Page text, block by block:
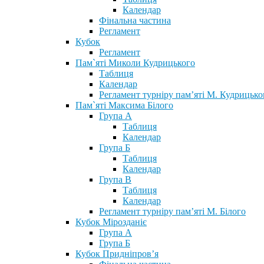
Календар
Фінальна частина
Регламент
Кубок
Регламент
Пам`яті Миколи Кудрицького
Таблиця
Календар
Регламент турніру пам’яті М.
Пам`яті Максима Білого
Група А
Таблиця
Календар
Група Б
Таблиця
Календар
Група В
Таблиця
Календар
Регламент турніру пам’яті М. Білого
Кубок Мірозданіє
Група А
Група Б
Кубок Придніпров’я